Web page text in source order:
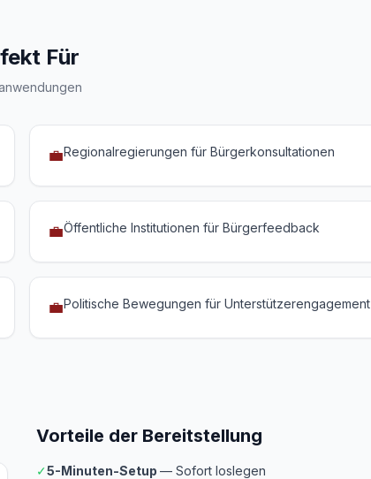
Für
💼Regionalregierungen für Bürgerkonsultationen
💼Öffentliche Institutionen für Bürgerfeedback
💼Politische Bewegungen für Unterstützerengagement
Vorteile der Bereitstellung
✓5-Minuten-Setup — Sofort loslegen